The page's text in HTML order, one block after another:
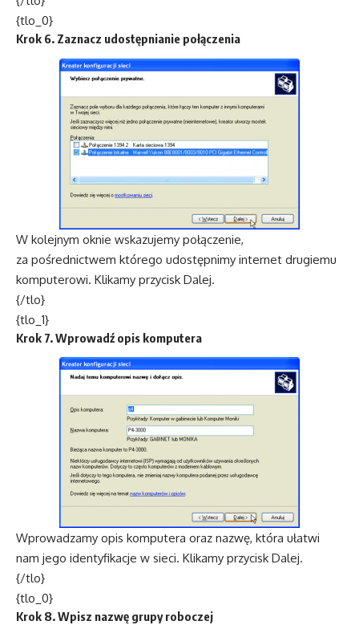
{tlo_0}
Krok 6. Zaznacz udostępnianie połączenia
W kolejnym oknie wskazujemy połączenie,
za pośrednictwem którego udostępnimy internet drugiemu
komputerowi. Klikamy przycisk Dalej.
{/tlo}
{tlo_1}
Krok 7. Wprowadź opis komputera
Wprowadzamy opis komputera oraz nazwę, która ułatwi
nam jego identyfikacje w sieci. Klikamy przycisk Dalej.
{/tlo}
{tlo_0}
Krok 8. Wpisz nazwę grupy roboczej